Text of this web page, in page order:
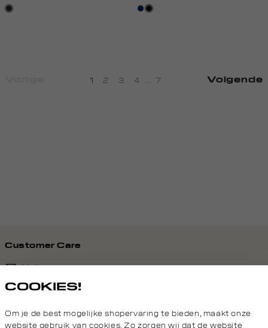
blauw,
donkerblauw
zwart
1 2 3 4 ... 7 Volgende
Customer Care
Mail ons
Van maandag t/m vrijdag van 8.30 uur tot 18.00 uur.
COOKIES!
Om je de best mogelijke shopervaring te bieden, maakt onze
website gebruik van cookies. Zo zorgen wij dat de website